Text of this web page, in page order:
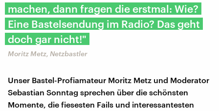
machen, dann fragen die erstmal: Wie?
Eine Bastelsendung im Radio? Das geht
doch gar nicht!"
Moritz Metz, Netzbastler
Unser Bastel-Profiamateur Moritz Metz und Moderator
Sebastian Sonntag sprechen über die schönsten
Momente, die fiesesten Fails und interessantesten